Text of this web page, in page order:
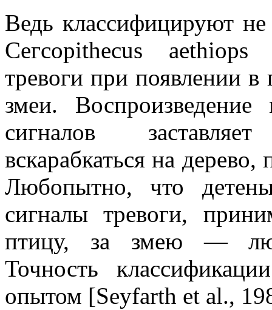
Ведь классифицируют
Сегсоpithecus
тревоги при появлении в
змеи.
сигналов
вскарабкаться на
Любопытно, что
сигналы тревоги,
птицу, за змею —
Точность
опытом [Seyfarth et al.,